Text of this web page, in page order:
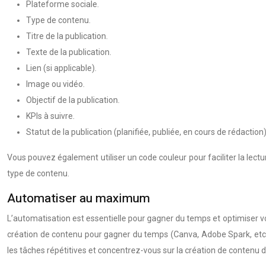
Plateforme sociale.
Type de contenu.
Titre de la publication.
Texte de la publication.
Lien (si applicable).
Image ou vidéo.
Objectif de la publication.
KPIs à suivre.
Statut de la publication (planifiée, publiée, en cours de rédaction).
Vous pouvez également utiliser un code couleur pour faciliter la
type de contenu.
Automatiser au maximum
L’automatisation est essentielle pour gagner du temps et optimiser
création de contenu pour gagner du temps (Canva, Adobe Spark,
les tâches répétitives et concentrez-vous sur la création de contenu